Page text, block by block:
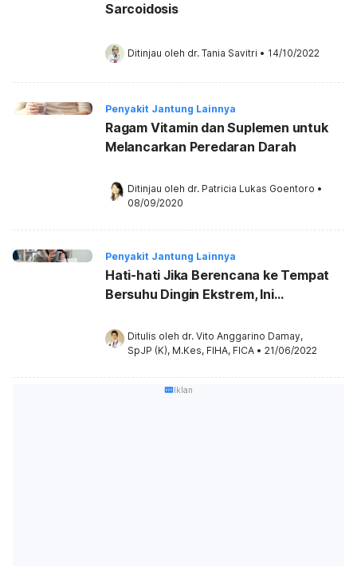
Sarcoidosis
Ditinjau oleh dr. Tania Savitri • 14/10/2022
Penyakit Jantung Lainnya
Ragam Vitamin dan Suplemen untuk
Melancarkan Peredaran Darah
Ditinjau oleh dr. Patricia Lukas Goentoro •
08/09/2020
Penyakit Jantung Lainnya
Hati-hati Jika Berencana ke Tempat
Bersuhu Dingin Ekstrem, Ini
Ditulis oleh dr. Vito Anggarino Damay,
SpJP (K), M.Kes, FIHA, FICA • 21/06/2022
Iklan